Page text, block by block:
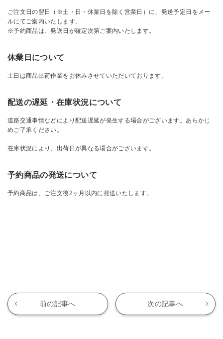
リビング雑貨
食品
ギフト
全ての商品
ご利用ガイド
ご注文日の翌日（※土・日・休業日を除く営業日）に、発送予定日をメー
ルにてご案内いたします。
※予約商品は、発送日が確定次第ご案内いたします。
休業日について
土日は商品出荷作業をお休みさせていただいております。
配送の遅延・在庫状況について
道路交通事情などにより配送遅延が発生する場合がございます。あらかじ
めご了承ください。
在庫状況により、出荷日が異なる場合がございます。
予約商品の発送について
予約商品は、ご注文後2ヶ月以内に発送いたします。
前の記事へ 次の記事へ